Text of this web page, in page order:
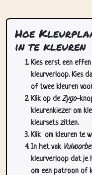
Hoe
in te kleuren
Kies eerst een
kleurverloop. Kies
of twee kleuren
Klik op deZygo-
kleurenkiezer om
kleursets zitten.
Klikom kleuren te
In het vak
kleurverloop dat je
om een patroon of
maken.
Klik nu op een